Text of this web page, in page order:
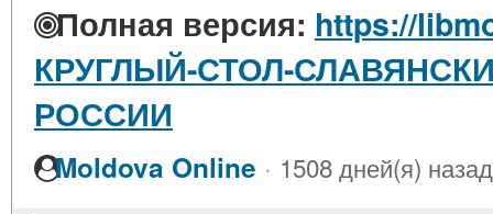
Полная версия: https://
КРУГЛЫЙ-СТОЛ-
РОССИИ
Moldova Online · 1508 дней(я) назад